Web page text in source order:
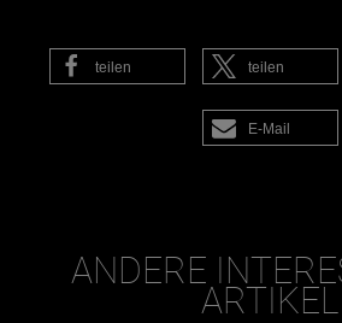
teilen teilen
E-Mail
ANDERE
ARTIKEL